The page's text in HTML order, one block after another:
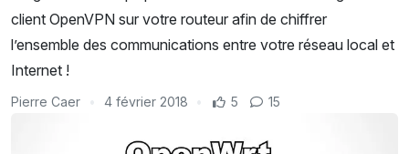
client OpenVPN sur votre routeur afin de chiffrer
l’ensemble des communications entre votre réseau local et
Internet !
Pierre Caer 4 février 2018 5 15